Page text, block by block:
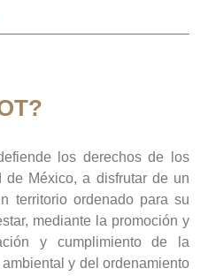
los derechos de los
de México, a disfrutar de un
territorio ordenado para su
mediante la promoción y
y cumplimiento de la
y del ordenamiento